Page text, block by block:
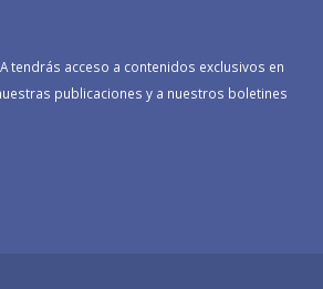
tendrás acceso a contenidos exclusivos en
publicaciones y a nuestros boletines